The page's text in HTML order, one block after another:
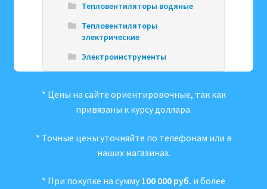
Тепловентиляторы водяные
Тепловентиляторы
электрические
Электроинструменты
* Цены на сайте ориентировочные, так как
привязаны к курсу доллара.
* Точные цены уточняйте по телефонам или в
наших магазинах.
* При покупке на сумму 100 000 руб. и более